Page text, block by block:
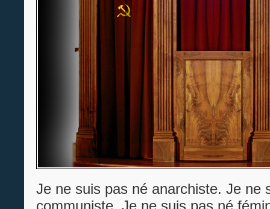
Je ne suis pas né anarchiste. Je ne
communiste. Je ne suis pas né